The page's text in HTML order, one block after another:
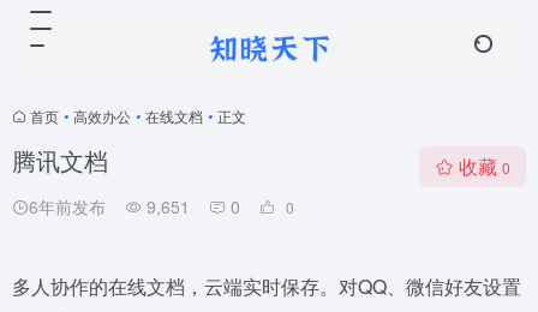
首页 • 高效办公 • 在线文档 • 正文
腾讯文档
6年前发布 9,651 0 0
收藏 0
多人协作的在线文档，云端实时保存。对QQ、微信好友设置